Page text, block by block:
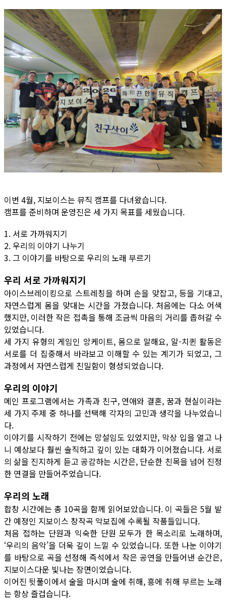
이번 4월, 지보이스는 뮤직 캠프를 다녀왔습니다.
캠프를 준비하며 운영진은 세 가지 목표를 세웠습니다.
1. 서로 가까워지기
2. 우리의 이야기 나누기
3. 그 이야기를 바탕으로 우리의 노래 부르기
우리 서로 가까워지기
아이스브레이킹으로 스트레칭을 하며 손을 맞잡고, 등을 기대고,
자연스럽게 몸을 맞대는 시간을 가졌습니다. 처음에는 다소 어색
했지만, 이러한 작은 접촉을 통해 조금씩 마음의 거리를 좁혀갈 수
있었습니다.
세 가지 유형의 게임인 앙케이트, 몸으로 말해요, 알-치퀸 활동은
서로를 더 집중해서 바라보고 이해할 수 있는 계기가 되었고, 그
과정에서 자연스럽게 친밀함이 형성되었습니다.
우리의 이야기
메인 프로그램에서는 가족과 친구, 연애와 결혼, 꿈과 현실이라는
세 가지 주제 중 하나를 선택해 각자의 고민과 생각을 나누었습니
다.
이야기를 시작하기 전에는 망설임도 있었지만, 막상 입을 열고 나
니 예상보다 훨씬 솔직하고 깊이 있는 대화가 이어졌습니다. 서로
의 삶을 진지하게 듣고 공감하는 시간은, 단순한 친목을 넘어 진정
한 연결을 만들어주었습니다.
우리의 노래
합창 시간에는 총 10곡을 함께 읽어보았습니다. 이 곡들은 5월 발
간 예정인 지보이스 창작곡 악보집에 수록될 작품들입니다.
처음 접하는 단원과 익숙한 단원 모두가 한 목소리로 노래하며,
‘우리의 음악’을 더욱 깊이 느낄 수 있었습니다. 또한 나눈 이야기
를 바탕으로 곡을 선정해 즉석에서 작은 공연을 만들어낸 순간은,
지보이스다운 빛나는 장면이었습니다.
이어진 뒷풀이에서 술을 마시며 술에 취해, 흥에 취해 부르는 노래
는 항상 즐겁습니다.